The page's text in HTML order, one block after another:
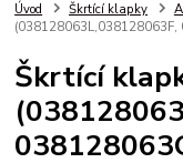
Úvod Škrtící klapky
Škrtící